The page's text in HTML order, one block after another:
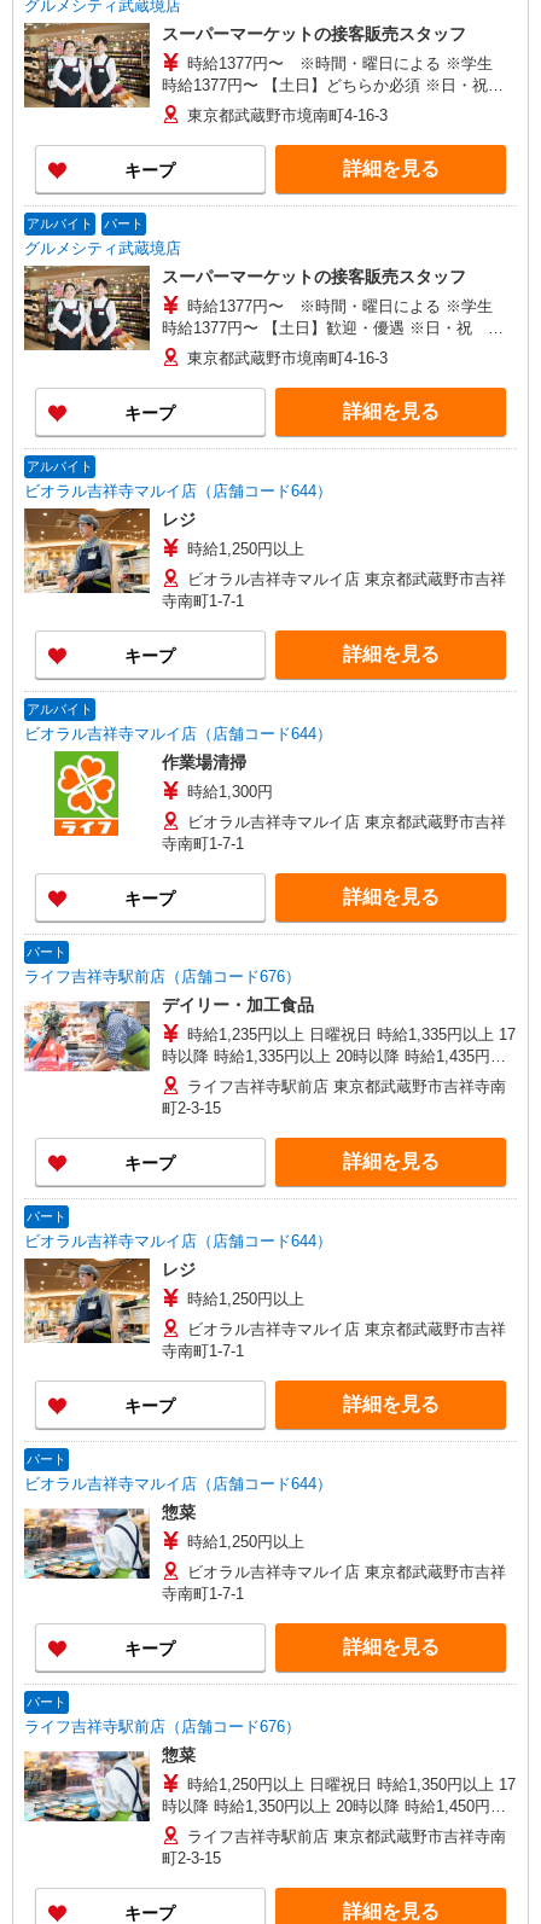
グルメシティ武蔵境店
スーパーマーケットの接客販売スタッフ
時給1377円〜 ※時間・曜日による ※学生
時給1377円〜 【土日】どちらか必須 ※日・祝
時給＋100円 ※17:00〜22:00 時給＋50円
東京都武蔵野市境南町4-16-3
キープ 詳細を見る
アルバイト パート
グルメシティ武蔵境店
スーパーマーケットの接客販売スタッフ
時給1377円〜 ※時間・曜日による ※学生
時給1377円〜 【土日】歓迎・優遇 ※日・祝 時
給＋100円 ※17:00〜22:00 時給＋50円
東京都武蔵野市境南町4-16-3
キープ 詳細を見る
アルバイト
ビオラル吉祥寺マルイ店（店舗コード644）
レジ
時給1,250円以上
ビオラル吉祥寺マルイ店 東京都武蔵野市吉祥
寺南町1-7-1
キープ 詳細を見る
アルバイト
ビオラル吉祥寺マルイ店（店舗コード644）
作業場清掃
時給1,300円
ビオラル吉祥寺マルイ店 東京都武蔵野市吉祥
寺南町1-7-1
キープ 詳細を見る
パート
ライフ吉祥寺駅前店（店舗コード676）
デイリー・加工食品
時給1,235円以上 日曜祝日 時給1,335円以上 17
時以降 時給1,335円以上 20時以降 時給1,435円以
上
ライフ吉祥寺駅前店 東京都武蔵野市吉祥寺南
町2-3-15
キープ 詳細を見る
パート
ビオラル吉祥寺マルイ店（店舗コード644）
レジ
時給1,250円以上
ビオラル吉祥寺マルイ店 東京都武蔵野市吉祥
寺南町1-7-1
キープ 詳細を見る
パート
ビオラル吉祥寺マルイ店（店舗コード644）
惣菜
時給1,250円以上
ビオラル吉祥寺マルイ店 東京都武蔵野市吉祥
寺南町1-7-1
キープ 詳細を見る
パート
ライフ吉祥寺駅前店（店舗コード676）
惣菜
時給1,250円以上 日曜祝日 時給1,350円以上 17
時以降 時給1,350円以上 20時以降 時給1,450円以
上
ライフ吉祥寺駅前店 東京都武蔵野市吉祥寺南
町2-3-15
キープ 詳細を見る